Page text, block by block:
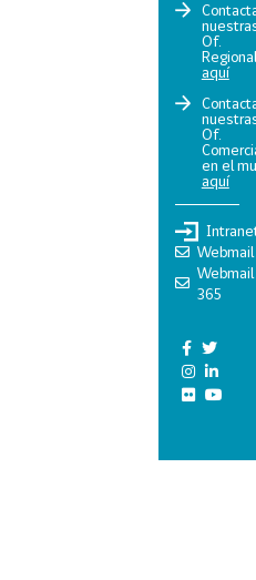
Of.
aquí
Of.
en el
aquí
Webmail
Webmail
365